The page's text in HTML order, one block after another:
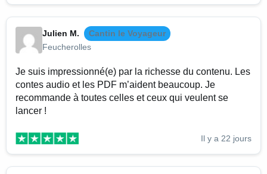
Julien M.
Cantin le Voyageur
Feucherolles
Je suis impressionné(e) par la richesse du contenu. Les
contes audio et les PDF m’aident beaucoup. Je
recommande à toutes celles et ceux qui veulent se
lancer !
Il y a 22 jours